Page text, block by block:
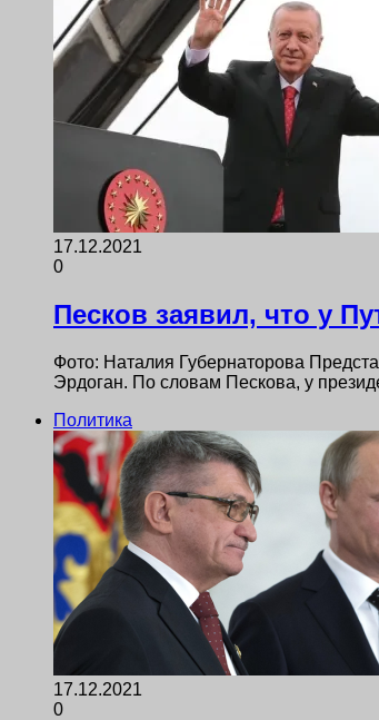
17.12.2021
0
Песков заявил, что у
Фото: Наталия Губернаторова
Эрдоган. По словам Пескова, у
Политика
17.12.2021
0